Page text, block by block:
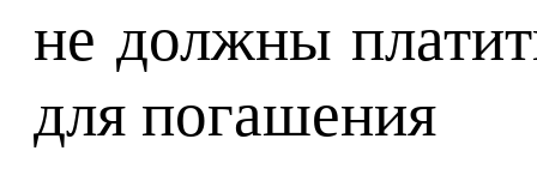
не должны
для погашения